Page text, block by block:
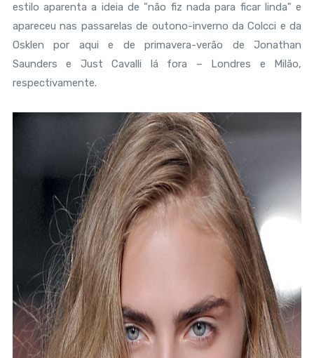
estilo aparenta a ideia de "não fiz nada para ficar linda" e
apareceu nas passarelas de outono-inverno da Colcci e da
Osklen por aqui e de primavera-verão de Jonathan
Saunders e Just Cavalli lá fora – Londres e Milão,
respectivamente.